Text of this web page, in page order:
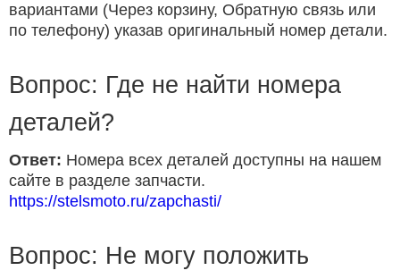
вариантами (Через корзину, Обратную связь или
по телефону) указав оригинальный номер детали.
Вопрос: Где не найти номера
деталей?
Ответ: Номера всех деталей доступны на нашем
сайте в разделе запчасти.
https://stelsmoto.ru/zapchasti/
Вопрос: Не могу положить